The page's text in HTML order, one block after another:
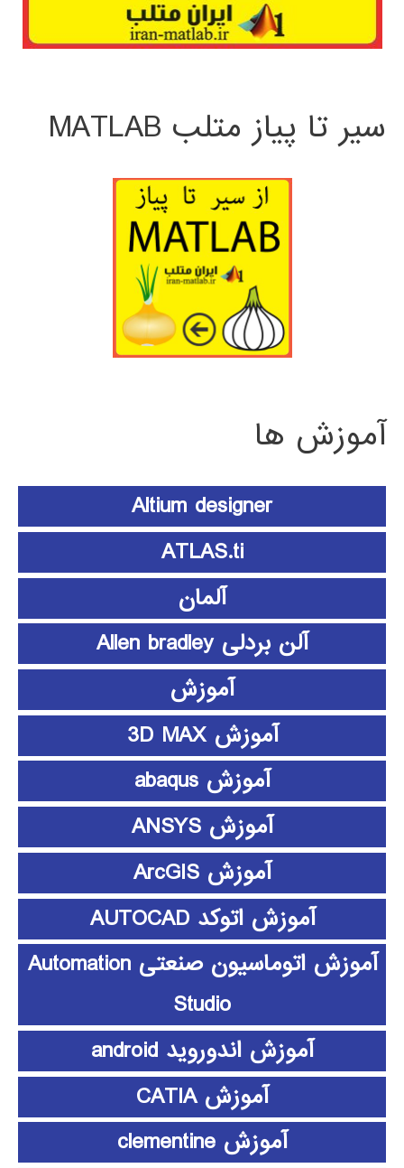
سیر تا پیاز متلب MATLAB
آموزش ها
Altium designer
ATLAS.ti
آلمان
آلن بردلی Allen bradley
آموزش
آموزش 3D MAX
آموزش abaqus
آموزش ANSYS
آموزش ArcGIS
آموزش اتوکد AUTOCAD
آموزش اتوماسیون صنعتی Automation
Studio
آموزش اندوروید android
آموزش CATIA
آموزش clementine